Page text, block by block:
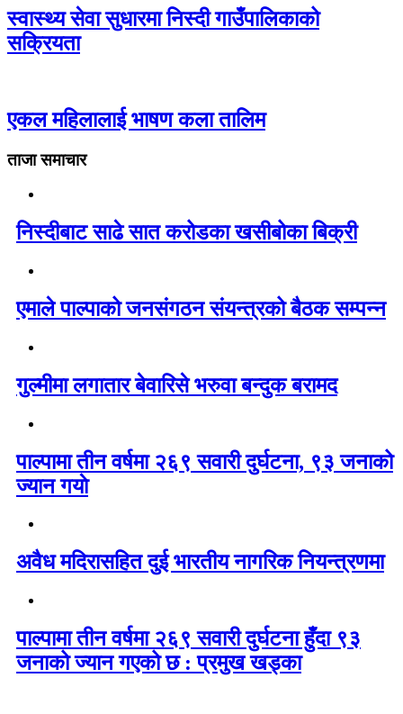
स्वास्थ्य सेवा सुधारमा निस्दी गाउँपालिकाको
सक्रियता
एकल महिलालाई भाषण कला तालिम
ताजा समाचार
निस्दीबाट साढे सात करोडका खसीबोका बिक्री
एमाले पाल्पाको जनसंगठन संयन्त्रको बैठक सम्पन्न
गुल्मीमा लगातार बेवारिसे भरुवा बन्दुक बरामद
पाल्पामा तीन वर्षमा २६९ सवारी दुर्घटना, ९३ जनाको
ज्यान गयाे
अवैध मदिरासहित दुई भारतीय नागरिक नियन्त्रणमा
पाल्पामा तीन वर्षमा २६९ सवारी दुर्घटना हुँदा ९३
जनाको ज्यान गएको छ : प्रमुख खड्का